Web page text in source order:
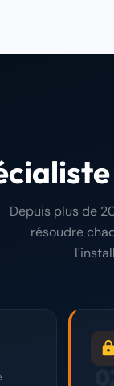
Depuis plus de
résoudre